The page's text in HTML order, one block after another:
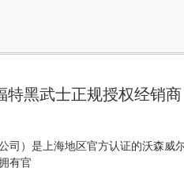
特黑武士正规授权经销商
司）是上海地区官方认证的沃森威
有官